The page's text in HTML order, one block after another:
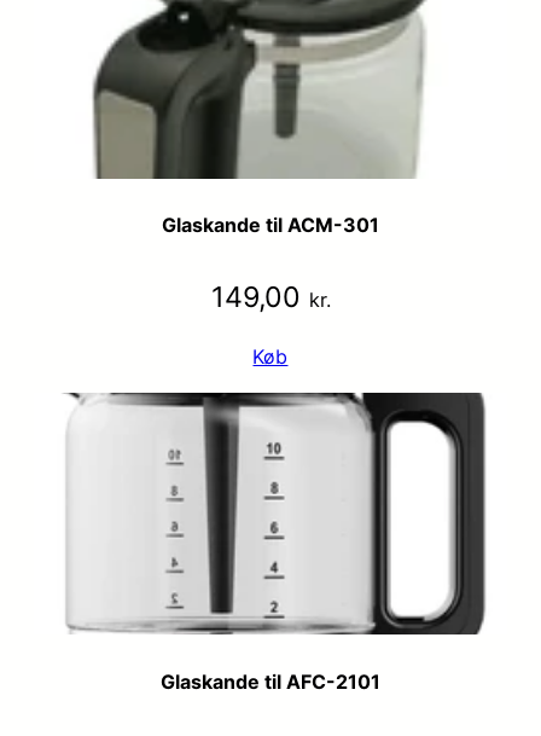
Glaskande til ACM-301
149,00 kr.
Køb
Glaskande til AFC-2101